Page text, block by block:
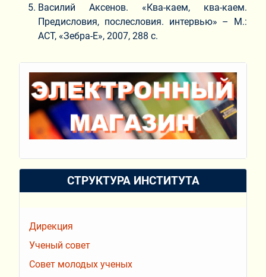
Василий Аксенов. «Ква-каем, ква-каем.
Предисловия, послесловия. интервью» – М.:
АСТ, «Зебра-Е», 2007, 288 с.
СТРУКТУРА ИНСТИТУТА
Дирекция
Ученый совет
Совет молодых ученых